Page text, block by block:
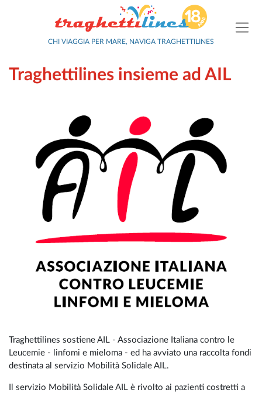
CHI VIAGGIA PER MARE, NAVIGA TRAGHETTILINES
Traghettilines insieme ad AIL
Traghettilines sostiene AIL - Associazione Italiana contro le
Leucemie - linfomi e mieloma - ed ha avviato una raccolta fondi
destinata al servizio Mobilità Solidale AIL.
Il servizio Mobilità Solidale AIL è rivolto ai pazienti costretti a